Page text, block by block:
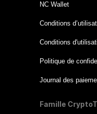
NC Wallet
Conditions
Conditions
Politique de
Journal des
Famille